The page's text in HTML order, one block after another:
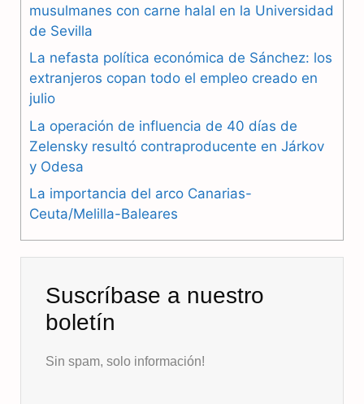
b
o
o
g
a
s
p
musulmanes con carne halal en la Universidad
de Sevilla
La nefasta política económica de Sánchez: los
extranjeros copan todo el empleo creado en
julio
La operación de influencia de 40 días de
Zelensky resultó contraproducente en Járkov
y Odesa
La importancia del arco Canarias-
Ceuta/Melilla-Baleares
Suscríbase a nuestro
boletín
Sin spam, solo información!